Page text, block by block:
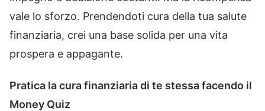
vale lo sforzo. Prendendoti cura della tua salute
finanziaria, crei una base solida per una vita
prospera e appagante.
Pratica la cura finanziaria di te stessa facendo il
Money Quiz